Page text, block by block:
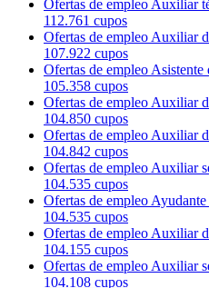
Ofertas de empleo Auxiliar
112.761 cupos
Ofertas de empleo Auxiliar
107.922 cupos
Ofertas de empleo
105.358 cupos
Ofertas de empleo Auxiliar
104.850 cupos
Ofertas de empleo Auxiliar
104.842 cupos
Ofertas de empleo Auxiliar
104.535 cupos
Ofertas de empleo
104.535 cupos
Ofertas de empleo Auxiliar
104.155 cupos
Ofertas de empleo Auxiliar
104.108 cupos